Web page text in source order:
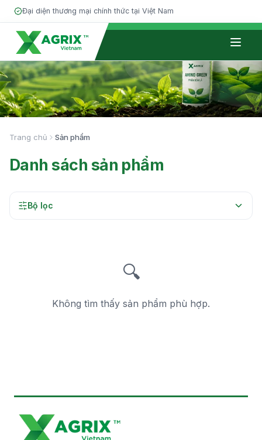
Đại diện thương mại chính thức tại Việt Nam
Giới thiệu
Phân bón
Đối tác
Kiến thức
Tin tức
Trang chủ Sản phẩm
Danh sách sản phẩm
Bộ lọc
🔍
Không tìm thấy sản phẩm phù hợp.